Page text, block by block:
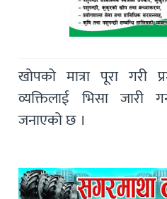
खोपको मात्रा पूरा गरी
व्यक्तिलाई भिसा जारी
जनाएको छ ।